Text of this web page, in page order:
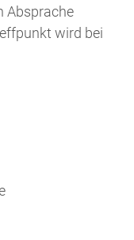
Absprache
wird bei